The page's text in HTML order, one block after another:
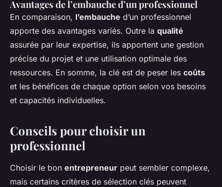
Avantages de l’embauche d’un professionnel
En comparaison, l’embauche d’un professionnel
apporte des avantages variés. Outre la qualité
assurée par leur expertise, ils apportent une gestion
précise du projet et une utilisation optimale des
ressources. En somme, la clé est de peser les coûts
et les bénéfices de chaque option selon vos besoins
et capacités individuelles.
Conseils pour choisir un
professionnel
Choisir le bon entrepreneur peut sembler complexe,
mais certains critères de sélection clés peuvent